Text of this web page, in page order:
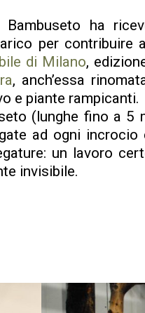
Bambuseto ha
per contribuire
di Milano,
, anch’essa
e piante rampicanti.
(lunghe fino a
ad ogni incrocio
un lavoro
invisibile.